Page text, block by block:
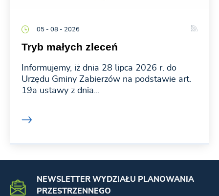
05 - 08 - 2026
Tryb małych zleceń
Informujemy, iż dnia 28 lipca 2026 r. do
Urzędu Gminy Zabierzów na podstawie art.
19a ustawy z dnia...
NEWSLETTER WYDZIAŁU PLANOWANIA
PRZESTRZENNEGO